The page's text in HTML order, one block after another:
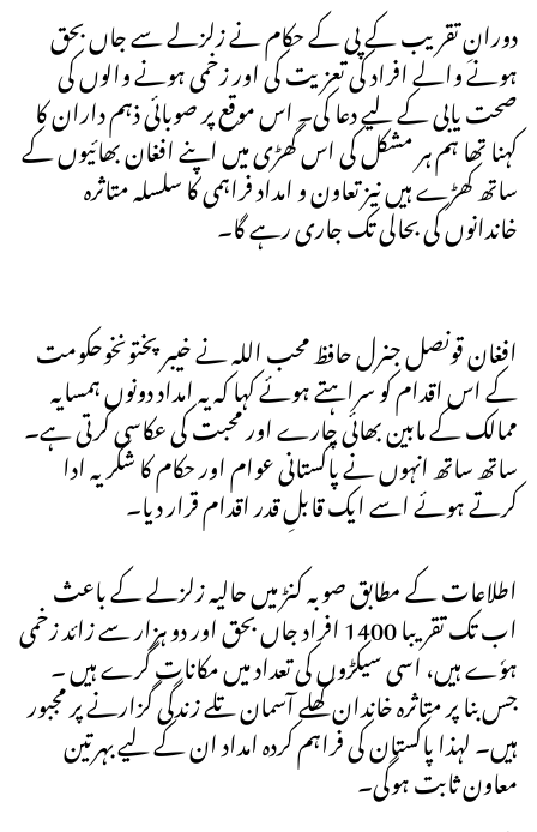
دورانِ تقریب کے پی کے حکام نے زلزلے سے جاں بحق
ہونے والے افراد کی تعزیت کی اور زخمی ہونے والوں کی
صحت یابی کے لیے دعا کی۔ اس موقع پر صوبائی ذہم داران کا
کہنا تھا ہم ہر مشکل کی اس گھڑی میں اپنے افغان بھائیوں کے
ساتھ کھڑے ہیں نیز تعاون و امداد فراہمی کا سلسلہ متاثرہ
خاندانوں کی بحالی تک جاری رہے گا۔
افغان قونصل جنرل حافظ محب اللہ نے خیبر پختونخوحکومت
کے اس اقدام کو سراہتے ہوئے کہا کہ یہ امداد دونوں ہمسایہ
ممالک کے مابین بھائی چارے اور محبت کی عکاسی کرتی ہے۔
ساتھ ساتھ انہوں نے پاکستانی عوام اور حکام کا شکریہ ادا
کرتے ہوئے اسے ایک قابلِ قدر اقدام قرار دیا۔
اطلاعات کے مطابق صوبہ کنڑ میں حالیہ زلزلے کے باعث
اب تک تقریبا 1400 افراد جاں بحق اور دو ہزار سے زائد زخمی
ہوٗے ہیں، اسی سیکڑوں کی تعداد میں مکانات گرے ہیں ۔
جس بنا پر متاثرہ خاندان کھلے آسمان تلے زندگی گزارنے پر مجبور
ہیں۔ لہذا پاکستان کی فراہم کردہ امداد ان کے لیے بہرتین
معاون ثابت ہوگی۔